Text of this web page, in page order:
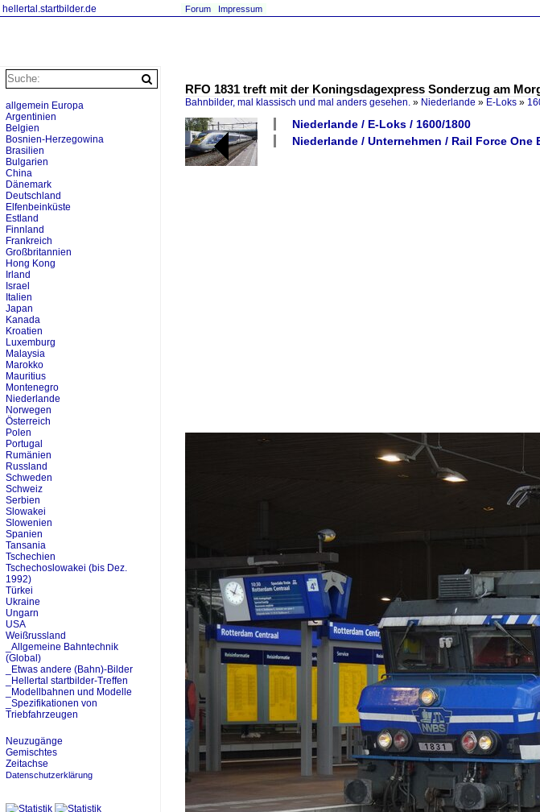
hellertal.startbilder.de Forum Impressum
RFO 1831 treft mit der Koningsdagexpress Sonderzug am
Bahnbilder, mal klassisch und mal anders gesehen. » Niederlande » E-Loks »
Niederlande / E-Loks / 1600/1800
Niederlande / Unternehmen / Rail Force One
allgemein Europa
Argentinien
Belgien
Bosnien-Herzegowina
Brasilien
Bulgarien
China
Dänemark
Deutschland
Elfenbeinküste
Estland
Finnland
Frankreich
Großbritannien
Hong Kong
Irland
Israel
Italien
Japan
Kanada
Kroatien
Luxemburg
Malaysia
Marokko
Mauritius
Montenegro
Niederlande
Norwegen
Österreich
Polen
Portugal
Rumänien
Russland
Schweden
Schweiz
Serbien
Slowakei
Slowenien
Spanien
Tansania
Tschechien
Tschechoslowakei (bis Dez.
1992)
Türkei
Ukraine
Ungarn
USA
Weißrussland
_Allgemeine Bahntechnik
(Global)
_Etwas andere (Bahn)-Bilder
_Hellertal startbilder-Treffen
_Modellbahnen und Modelle
_Spezifikationen von
Triebfahrzeugen
Neuzugänge
Gemischtes
Zeitachse
Datenschutzerklärung